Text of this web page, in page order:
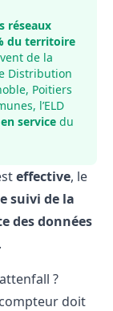
réseaux
du territoire
de la
Distribution
Poitiers
l’ELD
service du
effective, le
suivi de la
des données
?
doit